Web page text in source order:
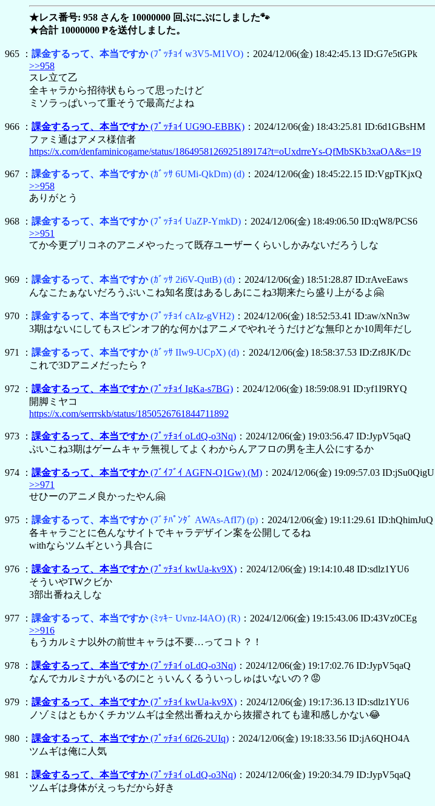
★レス番号: 958 さんを 10000000 回ぷにぷにしました🐾
★合計 10000000 ₱を送付しました。
965 ： 課金するって、本当ですか(ﾌﾟｯﾁｮｲ w3V5-M1VO) ：2024/12/06(金) 18:42:45.13 ID:G7e5tGPk
>>958
スレ立て乙
全キャラから招待状もらって思ったけど
ミソラっぱいって重そうで最高だよね
966 ： 課金するって、本当ですか(ﾌﾟｯﾁｮｲ UG9O-EBBK) ：2024/12/06(金) 18:43:25.81 ID:6d1GBsHM
ファミ通はアメス様信者
https://x.com/denfaminicogame/status/1864958126925189174?t=oUxdrreYs-QfMbSKb3xaOA&s=19
967 ： 課金するって、本当ですか(ｶﾞｯｻ 6UMi-QkDm) (d) ：2024/12/06(金) 18:45:22.15 ID:VgpTKjxQ
>>958
ありがとう
968 ： 課金するって、本当ですか(ﾌﾟｯﾁｮｲ UaZP-YmkD) ：2024/12/06(金) 18:49:06.50 ID:qW8/PCS6
>>951
てか今更プリコネのアニメやったって既存ユーザーくらいしかみないだろうしな
969 ： 課金するって、本当ですか(ｶﾞｯｻ 2i6V-QutB) (d) ：2024/12/06(金) 18:51:28.87 ID:rAveEaws
んなこたぁないだろうぷいこね知名度はあるしあにこね3期来たら盛り上がるよ🤗
970 ： 課金するって、本当ですか(ﾌﾟｯﾁｮｲ cAIz-gVH2) ：2024/12/06(金) 18:52:53.41 ID:aw/xNn3w
3期はないにしてもスピンオフ的な何かはアニメでやれそうだけどな無印とか10周年だし
971 ： 課金するって、本当ですか(ｶﾞｯｻ IIw9-UCpX) (d) ：2024/12/06(金) 18:58:37.53 ID:Zr8JK/Dc
これで3Dアニメだったら？
972 ： 課金するって、本当ですか(ﾌﾟｯﾁｮｲ IgKa-s7BG) ：2024/12/06(金) 18:59:08.91 ID:yf1I9RYQ
開脚ミヤコ
https://x.com/serrrskb/status/1850526761844711892
973 ： 課金するって、本当ですか(ﾌﾟｯﾁｮｲ oLdQ-o3Nq) ：2024/12/06(金) 19:03:56.47 ID:JypV5qaQ
ぷいこね3期はゲームキャラ無視してよくわからんアフロの男を主人公にするか
974 ： 課金するって、本当ですか(ﾌﾞｲﾌﾞｲ AGFN-Q1Gw) (M) ：2024/12/06(金) 19:09:57.03 ID:jSu0QigU
>>971
せひーのアニメ良かったやん🤗
975 ： 課金するって、本当ですか(ﾌﾞﾁﾊﾟﾝﾀﾞ AWAs-AfI7) (p) ：2024/12/06(金) 19:11:29.61 ID:hQhimJuQ
各キャラごとに色んなサイトでキャラデザイン案を公開してるね
withならツムギという具合に
976 ： 課金するって、本当ですか(ﾌﾟｯﾁｮｲ kwUa-kv9X) ：2024/12/06(金) 19:14:10.48 ID:sdlz1YU6
そういやTWクビか
3部出番ねえしな
977 ： 課金するって、本当ですか(ﾐｯｷｰ Uvnz-I4AO) (R) ：2024/12/06(金) 19:15:43.06 ID:43Vz0CEg
>>916
もうカルミナ以外の前世キャラは不要…ってコト？！
978 ： 課金するって、本当ですか(ﾌﾟｯﾁｮｲ oLdQ-o3Nq) ：2024/12/06(金) 19:17:02.76 ID:JypV5qaQ
なんでカルミナがいるのにとぅいんくるういっしゅはいないの？😡
979 ： 課金するって、本当ですか(ﾌﾟｯﾁｮｲ kwUa-kv9X) ：2024/12/06(金) 19:17:36.13 ID:sdlz1YU6
ノゾミはともかくチカツムギは全然出番ねえから抜擢されても違和感しかない😂
980 ： 課金するって、本当ですか(ﾌﾟｯﾁｮｲ 6f26-2UIq) ：2024/12/06(金) 19:18:33.56 ID:jA6QHO4A
ツムギは俺に人気
981 ： 課金するって、本当ですか(ﾌﾟｯﾁｮｲ oLdQ-o3Nq) ：2024/12/06(金) 19:20:34.79 ID:JypV5qaQ
ツムギは身体がえっちだから好き